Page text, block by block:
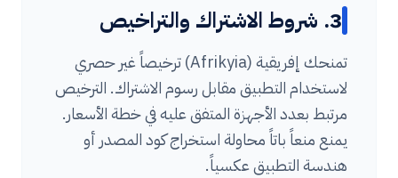
3. شروط الاشتراك والتراخيص
تمنحك إفريقية (Afrikyia) ترخيصاً غير حصري
لاستخدام التطبيق مقابل رسوم الاشتراك. الترخيص
مرتبط بعدد الأجهزة المتفق عليه في خطة الأسعار.
يمنع منعاً باتاً محاولة استخراج كود المصدر أو
هندسة التطبيق عكسياً.